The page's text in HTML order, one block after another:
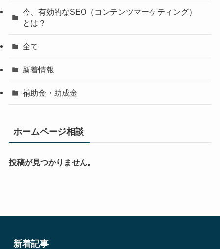
今、有効的なSEO（コンテンツマーケティング）
とは？
全て
新着情報
補助金・助成金
ホームページ相談
投稿が見つかりません。
新着記事